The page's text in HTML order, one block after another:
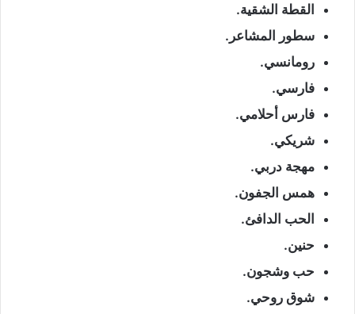
القطة الشقية.
سطور المشاعر.
رومانسي.
فارسي.
فارس أحلامي.
شريكي.
مهجة دربي.
همس الجفون.
الحب الدافئ.
حنين.
حب وشجون.
شوق روحي.